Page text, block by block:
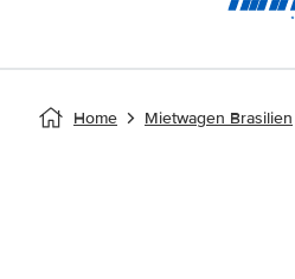
Home Mietwagen Brasilien